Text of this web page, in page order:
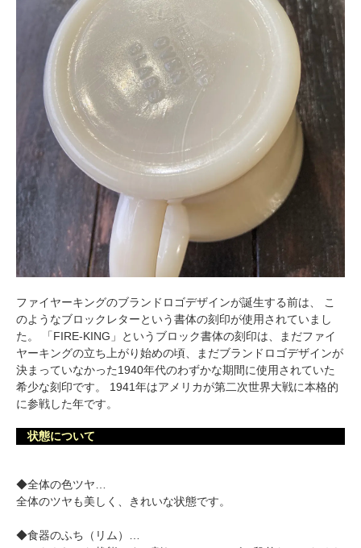
ファイヤーキングのブランドロゴデザインが誕生する前は、 こ
のようなブロックレターという書体の刻印が使用されていまし
た。 「FIRE-KING」というブロック書体の刻印は、まだファイ
ヤーキングの立ち上がり始めの頃、まだブランドロゴデザインが
決まっていなかった1940年代のわずかな期間に使用されていた
希少な刻印です。 1941年はアメリカが第二次世界大戦に本格的
に参戦した年です。
状態について
◆全体の色ツヤ…
全体のツヤも美しく、きれいな状態です。
◆食器のふち（リム）…